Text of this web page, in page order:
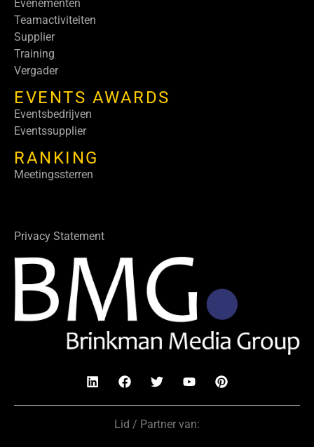
Evenementen
Teamactiviteiten
Supplier
Training
Vergader
EVENTS AWARDS
Eventsbedrijven
Eventssupplier
RANKING
Meetingssterren
Privacy Statement
Lid / Partner van: